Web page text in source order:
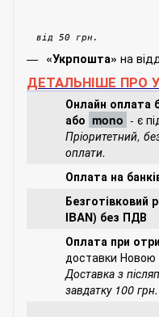
від 50 грн.
«Укрпошта» на
ДЕТАЛЬНІШЕ ПРО
Онлайн оплата
або mono - є
Пріоритетний,
оплати.
Оплата на
Безготівковий
IBAN) без ПДВ
Оплата при
доставки
Доставка з
завдатку 100 грн.